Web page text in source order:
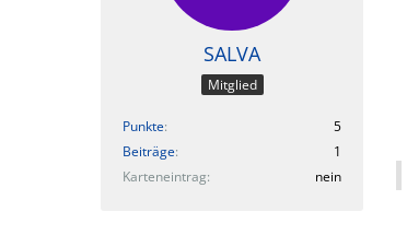
SALVA
Mitglied
Punkte
5
Beiträge
1
Karteneintrag
nein